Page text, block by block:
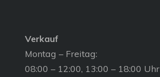
Verkauf
Montag – Freitag:
08:00 – 12:00, 13:00 – 18:00 Uhr